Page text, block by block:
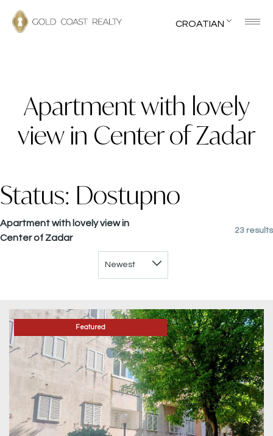
CROATIAN
Apartment with lovely
view in Center of Zadar
Status: Dostupno
Apartment with lovely view in
Center of Zadar
23 results
Featured